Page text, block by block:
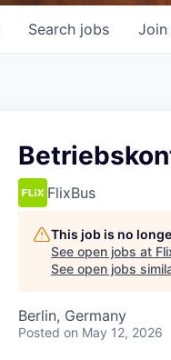
Search jobs
FlixBus
This job is no
See open jobs at
See open jobs
Berlin, Germany
Posted on May 12, 2026